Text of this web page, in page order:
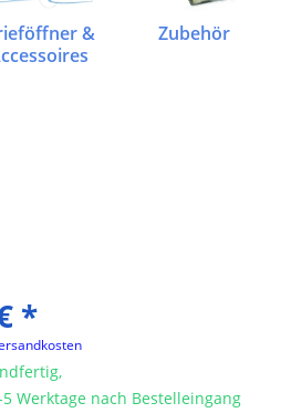
&
Zubehör
*
Werktage nach Bestelleingang